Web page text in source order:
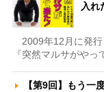
入れ
2009年12月に発行
『突然マルサがや
【第9回】もう